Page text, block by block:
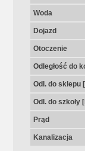
Woda
Dojazd
Otoczenie
Odległość do
Odl. do sklepu
Odl. do szkoły
Prąd
Kanalizacja